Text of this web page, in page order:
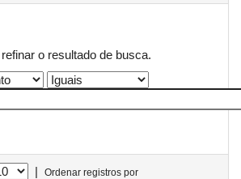
o resultado de busca.
|
Ordenar registros por